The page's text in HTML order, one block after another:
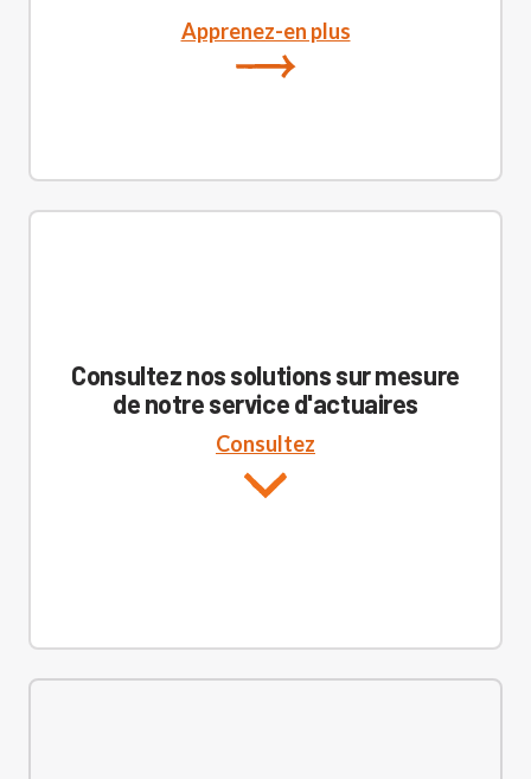
Apprenez-en plus
Consultez nos solutions sur mesure
de notre service d'actuaires
Consultez